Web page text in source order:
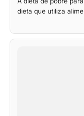
dieta que utiliza